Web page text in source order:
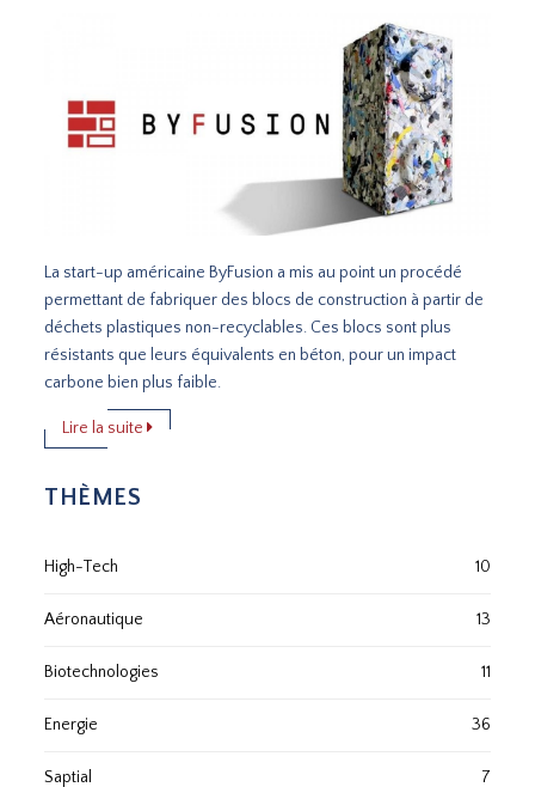
La start-up américaine ByFusion a mis au point un procédé
permettant de fabriquer des blocs de construction à partir de
déchets plastiques non-recyclables. Ces blocs sont plus
résistants que leurs équivalents en béton, pour un impact
carbone bien plus faible.
Lire la suite
THÈMES
High-Tech 10
Aéronautique 13
Biotechnologies 11
Energie 36
Saptial 7